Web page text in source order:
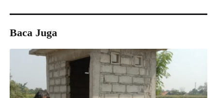
Baca Juga